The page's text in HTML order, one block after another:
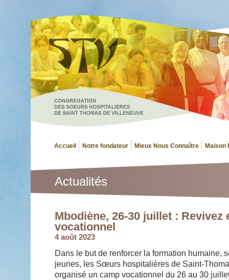
Accueil Notre fondateur Mieux Nous Connaître Maison
Actualités
Mbodiène, 26-30 juillet : Revivez
vocationnel
4 août 2023
Dans le but de renforcer la formation humaine,
jeunes, les Sœurs hospitalières de Saint-
organisé un camp vocationnel du 26 au 30